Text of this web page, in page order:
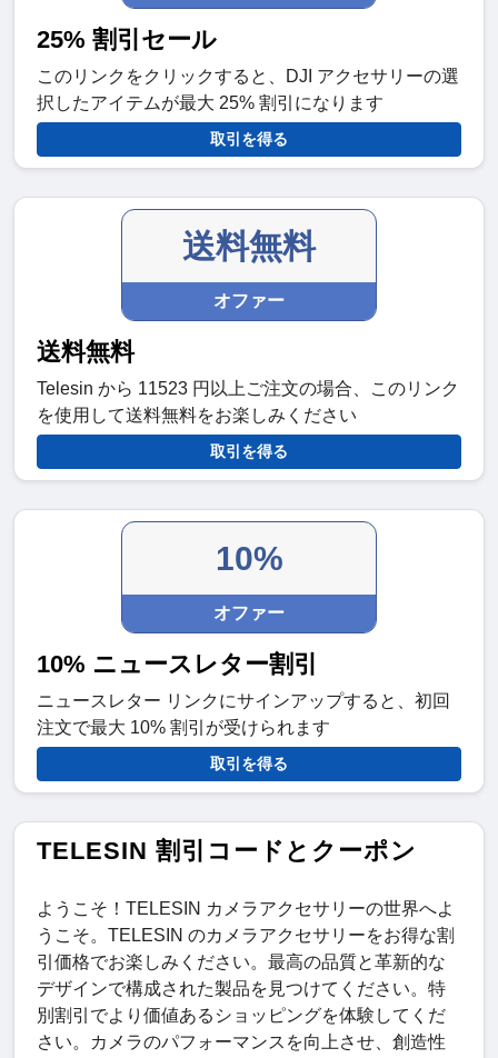
25% 割引セール
このリンクをクリックすると、DJI アクセサリーの選
択したアイテムが最大 25% 割引になります
取引を得る
送料無料
オファー
送料無料
Telesin から 11523 円以上ご注文の場合、このリンク
を使用して送料無料をお楽しみください
取引を得る
10%
オファー
10% ニュースレター割引
ニュースレター リンクにサインアップすると、初回
注文で最大 10% 割引が受けられます
取引を得る
TELESIN 割引コードとクーポン
ようこそ！TELESIN カメラアクセサリーの世界へよ
うこそ。TELESIN のカメラアクセサリーをお得な割
引価格でお楽しみください。最高の品質と革新的な
デザインで構成された製品を見つけてください。特
別割引でより価値あるショッピングを体験してくだ
さい。カメラのパフォーマンスを向上させ、創造性